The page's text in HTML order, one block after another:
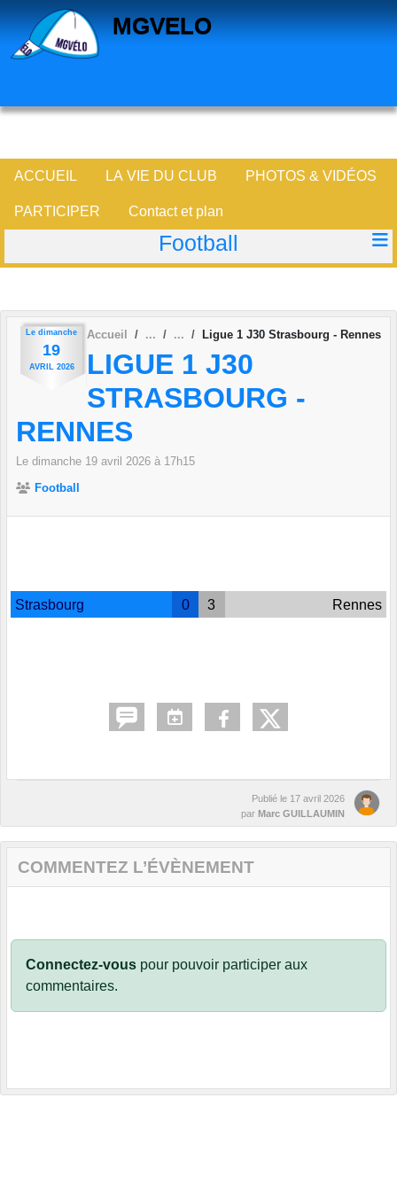
MGVELO
ACCUEIL LA VIE DU CLUB PHOTOS & VIDÉOS
PARTICIPER Contact et plan
Football
Le dimanche
19
AVRIL 2026
Accueil Ligue 1 J30 Strasbourg - Rennes
LIGUE 1 J30
STRASBOURG -
RENNES
Le dimanche 19 avril 2026 à 17h15
Football
Strasbourg 0 3 Rennes
Publié le 17 avril 2026
par Marc GUILLAUMIN
COMMENTEZ L’ÉVÈNEMENT
Connectez-vous pour pouvoir participer aux
commentaires.
Panneau de gestion des cookies